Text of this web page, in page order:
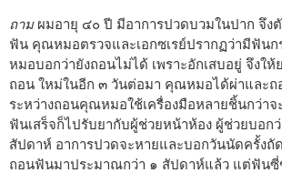
ถามผมอายุ ๔๐ ปี มีอาการปวดบวมในปาก จึง
ฟัน คุณหมอตรวจและเอกซเรย์ปรากฏว่ามีฟัน
หมอบอกว่ายังถอนไม่ได้ เพราะอักเสบอยู่ จึงใ
ถอน ใหม่ในอีก ๓ วันต่อมา คุณหมอได้ผ่าและ
ระหว่างถอนคุณหมอใช้เครื่องมือหลายชิ้นกว่าจ
ฟันเสร็จก็ไปรับยากับผู้ช่วยหน้าห้อง ผู้ช่วยบอก
สัปดาห์ อาการปวดจะหายและบอกวันนัดครั้ง
ถอนฟันมาประมาณกว่า ๑ สัปดาห์แล้ว แต่ฟัน